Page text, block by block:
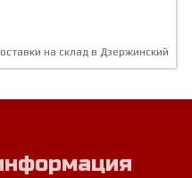
на склад в Дзержинский